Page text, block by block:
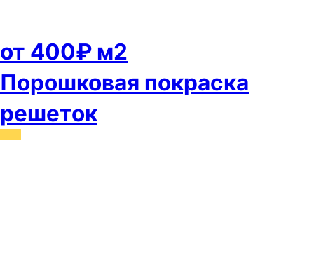
от 400₽ м2
Порошковая покраска
решеток